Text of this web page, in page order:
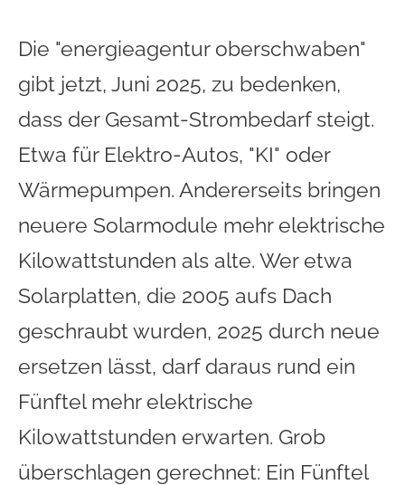
Die "energieagentur oberschwaben"
gibt jetzt, Juni 2025, zu bedenken,
dass der Gesamt-Strombedarf steigt.
Etwa für Elektro-Autos, "KI" oder
Wärmepumpen. Andererseits bringen
neuere Solarmodule mehr elektrische
Kilowattstunden als alte. Wer etwa
Solarplatten, die 2005 aufs Dach
geschraubt wurden, 2025 durch neue
ersetzen lässt, darf daraus rund ein
Fünftel mehr elektrische
Kilowattstunden erwarten. Grob
überschlagen gerechnet: Ein Fünftel